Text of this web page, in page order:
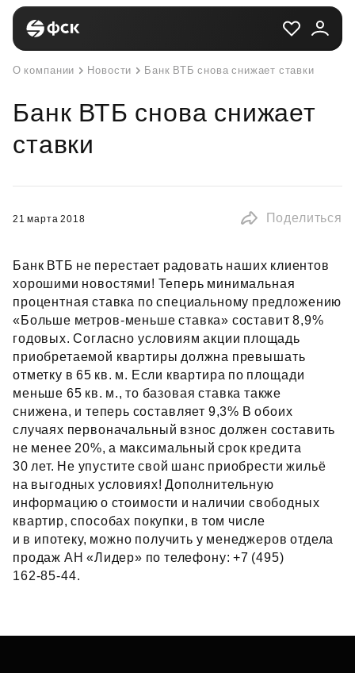
О компании Новости Банк ВТБ снова снижает ставки
Банк ВТБ снова снижает
ставки
21 марта 2018 Поделиться
Банк ВТБ не перестает радовать наших клиентов
хорошими новостями! Теперь минимальная
процентная ставка по специальному предложению
«Больше метров‑меньше ставка» составит 8,9%
годовых. Согласно условиям акции площадь
приобретаемой квартиры должна превышать
отметку в 65 кв. м. Если квартира по площади
меньше 65 кв. м., то базовая ставка также
снижена, и теперь составляет 9,3% В обоих
случаях первоначальный взнос должен составить
не менее 20%, а максимальный срок кредита
30 лет. Не упустите свой шанс приобрести жильё
на выгодных условиях! Дополнительную
информацию о стоимости и наличии свободных
квартир, способах покупки, в том числе
и в ипотеку, можно получить у менеджеров отдела
продаж АН «Лидер» по телефону: +7 (495)
162‑85‑44.